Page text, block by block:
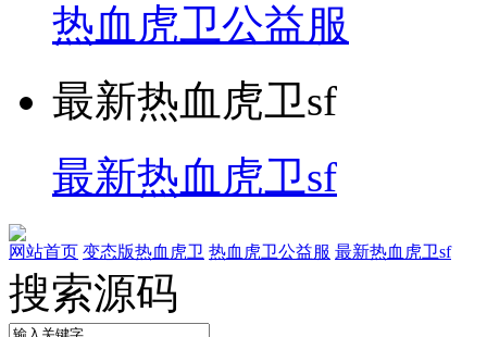
热血虎卫公益服
最新热血虎卫sf
最新热血虎卫sf
网站首页 变态版热血虎卫 热血虎卫公益服 最新热血虎卫sf
搜索源码